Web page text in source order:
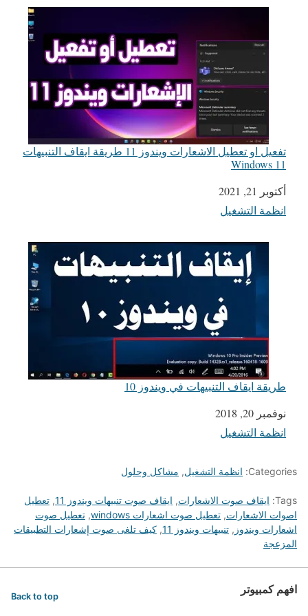
تفعيل او تعطيل الاشعارات ويندوز 11 طريقة ايقاف التنبيهات
Windows 11
التاريخ
أكتوبر 21, 2021
في ما يتعلق بما يأتي
انظمة التشغيل
طريقة ايقاف التنبيهات في ويندوز 10
التاريخ
نوفمبر 20, 2018
في ما يتعلق بما يأتي
انظمة التشغيل
Categories: انظمة التشغيل, مشاكل وحلول
Tags: ايقاف صوت الاشعارات, ايقاف صوت تنبيهات ويندوز 11 , تعطيل
اصوات الاشعارات, تعطيل صوت اشعارات windows , تعطيل صوت
اشعارات ويندوز , تنبيهات ويندوز 11 , كيف تلغى صوت إشعارات التطبيقات
المزعجة
افهم كمبيوتر Back to top